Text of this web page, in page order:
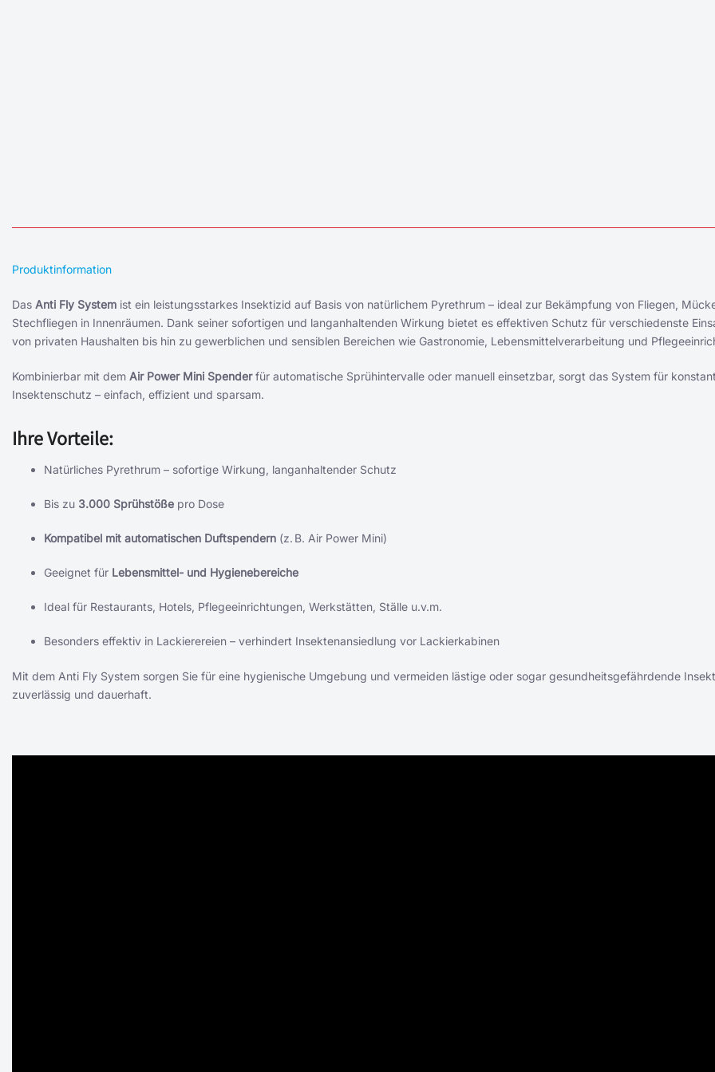
Produktinformation
Das Anti Fly System ist ein leistungsstarkes Insektizid auf Basis von natürlichem Pyrethrum – ideal zur Bekämpfung von Fliegen,
Stechfliegen in Innenräumen. Dank seiner sofortigen und langanhaltenden Wirkung bietet es effektiven Schutz für verschiedenste
von privaten Haushalten bis hin zu gewerblichen und sensiblen Bereichen wie Gastronomie, Lebensmittelverarbeitung und
Kombinierbar mit dem Air Power Mini Spenderfür automatische Sprühintervalle oder manuell einsetzbar, sorgt das System für
Insektenschutz – einfach, effizient und sparsam.
Ihre Vorteile:
Natürliches Pyrethrum – sofortige Wirkung, langanhaltender Schutz
Bis zu 3.000 Sprühstöße pro Dose
Kompatibel mit automatischen Duftspendern (z. B. Air Power Mini)
Geeignet für Lebensmittel- und Hygienebereiche
Ideal für Restaurants, Hotels, Pflegeeinrichtungen, Werkstätten, Ställe u.v.m.
Besonders effektiv in Lackierereien – verhindert Insektenansiedlung vor Lackierkabinen
Mit dem Anti Fly System sorgen Sie für eine hygienische Umgebung und vermeiden lästige oder sogar gesundheitsgefährdende
zuverlässig und dauerhaft.